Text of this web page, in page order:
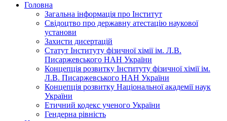
Головна
Загальна інформація про Інститут
Свідоцтво про державну атестацію наукової
установи
Захисти дисертацій
Статут Інституту фізичної хімії ім. Л.В.
Писаржевського НАН України
Концепція розвитку Інституту фізичної хімії ім.
Л.В. Писаржевського НАН України
Концепція розвитку Національної академії наук
України
Етичний кодекс ученого України
Гендерна рівність